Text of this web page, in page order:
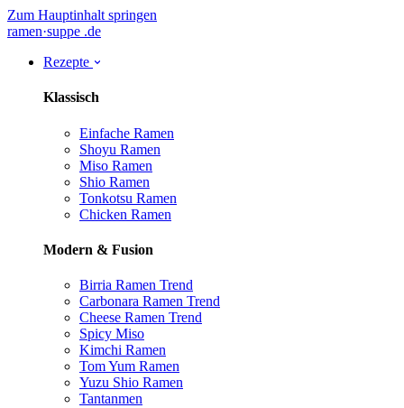
Zum Hauptinhalt springen
ramen·suppe .de
Rezepte
Klassisch
Einfache Ramen
Shoyu Ramen
Miso Ramen
Shio Ramen
Tonkotsu Ramen
Chicken Ramen
Modern & Fusion
Birria Ramen Trend
Carbonara Ramen Trend
Cheese Ramen Trend
Spicy Miso
Kimchi Ramen
Tom Yum Ramen
Yuzu Shio Ramen
Tantanmen